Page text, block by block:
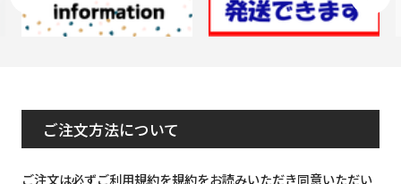
ご注文方法について
ご注文は必ずご利用規約を規約をお読みいただき同意いただい